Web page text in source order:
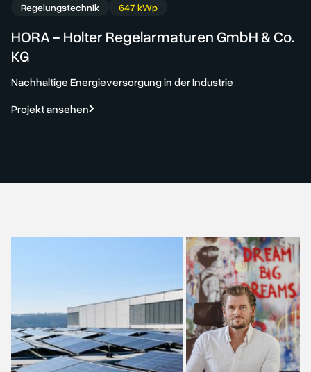
Regelungstechnik 647 kWp
HORA - Holter Regelarmaturen GmbH & Co.
KG
Nachhaltige Energieversorgung in der Industrie
Projekt ansehen